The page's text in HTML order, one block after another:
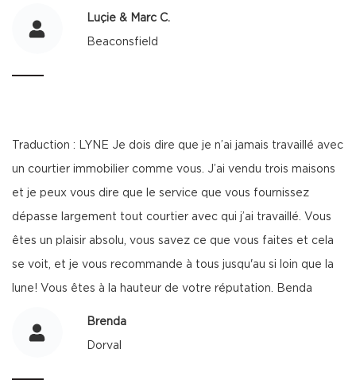
Luçie & Marc C.
Beaconsfield
Traduction : LYNE Je dois dire que je n’ai jamais travaillé avec
un courtier immobilier comme vous. J’ai vendu trois maisons
et je peux vous dire que le service que vous fournissez
dépasse largement tout courtier avec qui j’ai travaillé. Vous
êtes un plaisir absolu, vous savez ce que vous faites et cela
se voit, et je vous recommande à tous jusqu'au si loin que la
lune! Vous êtes à la hauteur de votre réputation. Benda
Brenda
Dorval